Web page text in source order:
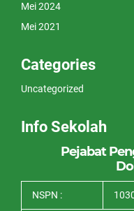
Mei 2024
Mei 2021
Categories
Uncategorized
Info Sekolah
Pejabat
NSPN :